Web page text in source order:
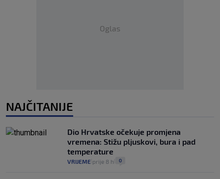
Oglas
NAJČITANIJE
Dio Hrvatske očekuje promjena
vremena: Stižu pljuskovi, bura i pad
temperature
VRIJEME prije 8 h 0